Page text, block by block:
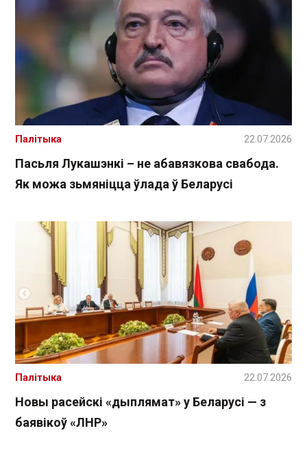
Пасьля Лукашэнкі – не абавязкова свабода.
Як можа зьмяніцца ўлада ў Беларусі
Палітыка 22.07.2026
Новы расейскі «дыплямат» у Беларусі — з
баявікоў «ЛНР»
Палітыка 22.07.2026